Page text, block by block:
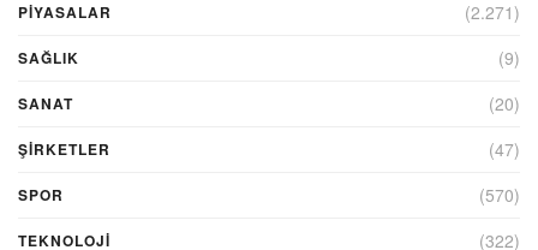
PİYASALAR (2.271)
SAĞLIK (9)
SANAT (20)
ŞIRKETLER (47)
SPOR (570)
TEKNOLOJİ (322)